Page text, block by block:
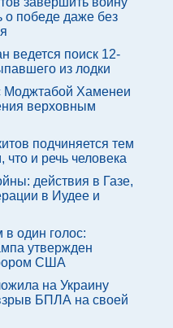
о победе даже без
ведется поиск 12-
из лодки
Хаменеи
верховным
подчиняется тем
и речь человека
действия в Газе,
в Иудее и
один голос:
утвержден
США
на Украину
БПЛА на своей